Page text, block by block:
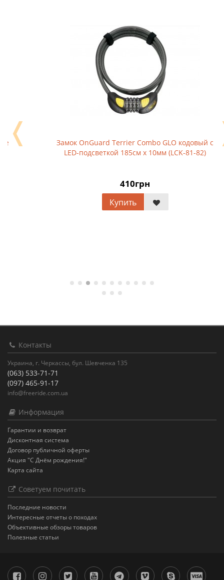
Замок OnGuard Terrier Combo GLO кодовый с
LED-подсветкой 185см х 10мм (LCK-81-82)
❬
Контакты
Украина, г. Черкассы, бул. Шевченка 135
(063) 533-71-71
(097) 465-91-17
info@freeride.com.ua
Информация
Гарантии и возврат
Дисконтная система
Договор публичной оферты
Акция "С Днём рождения!"
Карта сайта
Советуем почитать
Последние новости
Интересные отчеты о походах
Объективные обзоры товаров
Полезные статьи